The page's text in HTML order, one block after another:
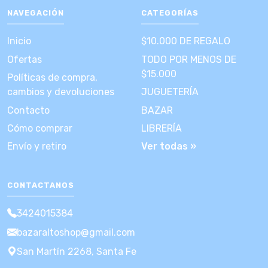
NAVEGACIÓN
Inicio
Ofertas
Políticas de compra,
cambios y devoluciones
Contacto
Cómo comprar
Envío y retiro
CATEGORÍAS
$10.000 DE REGALO
TODO POR MENOS DE
$15.000
JUGUETERÍA
BAZAR
LIBRERÍA
Ver todas »
CONTACTANOS
3424015384
bazaraltoshop@gmail.com
San Martín 2268, Santa Fe